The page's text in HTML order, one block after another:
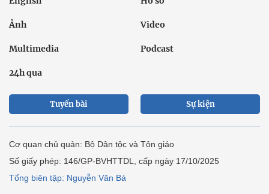
Ảnh Video
Multimedia Podcast
24h qua
Tuyến bài Sự kiện
Cơ quan chủ quản: Bộ Dân tộc và Tôn giáo
Số giấy phép: 146/GP-BVHTTDL, cấp ngày 17/10/2025
Tổng biên tập: Nguyễn Văn Bá